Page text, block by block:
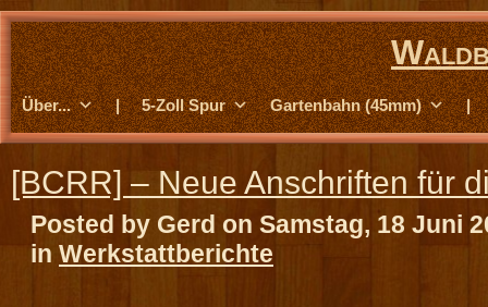
Über... | 5-Zoll Spur Gartenbahn (45mm) |
[BCRR] – Neue Anschriften für
Posted by Gerd on Samstag, 18 Juni
in Werkstattberichte